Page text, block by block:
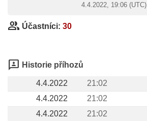
4.4.2022, 19:06 (UTC)
group Účastníci: 30
3p Historie příhozů
4.4.2022 21:02
4.4.2022
21:02
4.4.2022 21:02